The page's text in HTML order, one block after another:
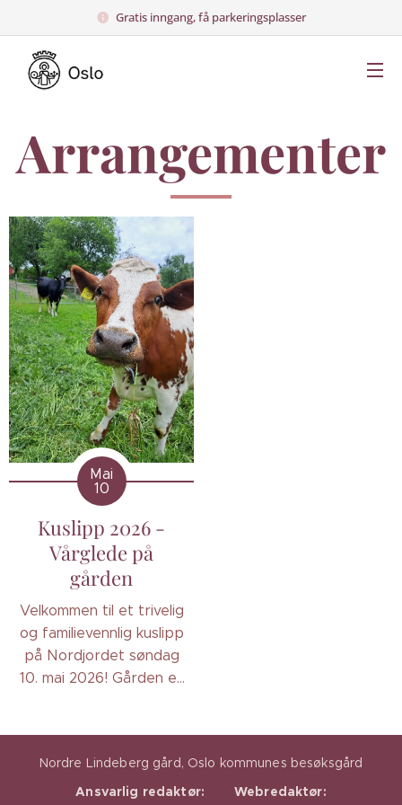
Gratis inngang, få parkeringsplasser
Arrangementer
Mai
10
Kuslipp 2026 -
Vårglede på
gården
Velkommen til et trivelig
og familievennlig kuslipp
på Nordjordet søndag
10. mai 2026! Gården er
og hyggelig landliv på
nært hold.
Nordre Lindeberg gård, Oslo kommunes besøksgård
Ansvarlig redaktør:Webredaktør: